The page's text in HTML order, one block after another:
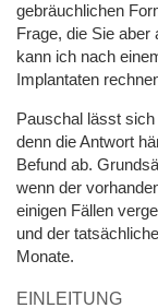
gebräuchlichen
Frage, die Sie
kann ich nach
Implantaten
Pauschal lässt
denn die Antwort
Befund ab.
wenn der
einigen Fällen
und der
Monate.
EINLEITUNG